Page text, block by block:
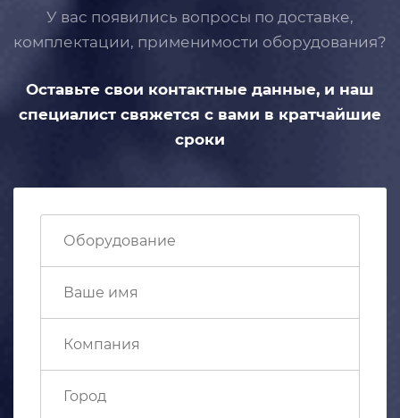
У вас появились вопросы по доставке,
комплектации, применимости оборудования?
Оставьте свои контактные данные, и наш
специалист свяжется с вами в кратчайшие
сроки